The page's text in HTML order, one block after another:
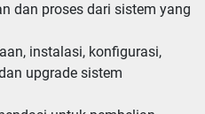
dan proses dari sistem yang
instalasi, konfigurasi,
upgrade sistem